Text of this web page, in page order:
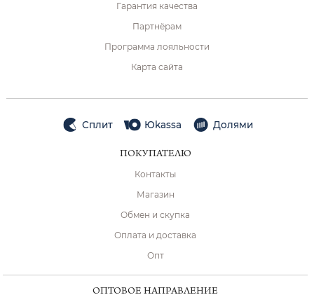
Гарантия качества
Партнёрам
Программа лояльности
Карта сайта
Сплит Юkassa Долями
ПОКУПАТЕЛЮ
Контакты
Магазин
Обмен и скупка
Оплата и доставка
Опт
ОПТОВОЕ НАПРАВЛЕНИЕ